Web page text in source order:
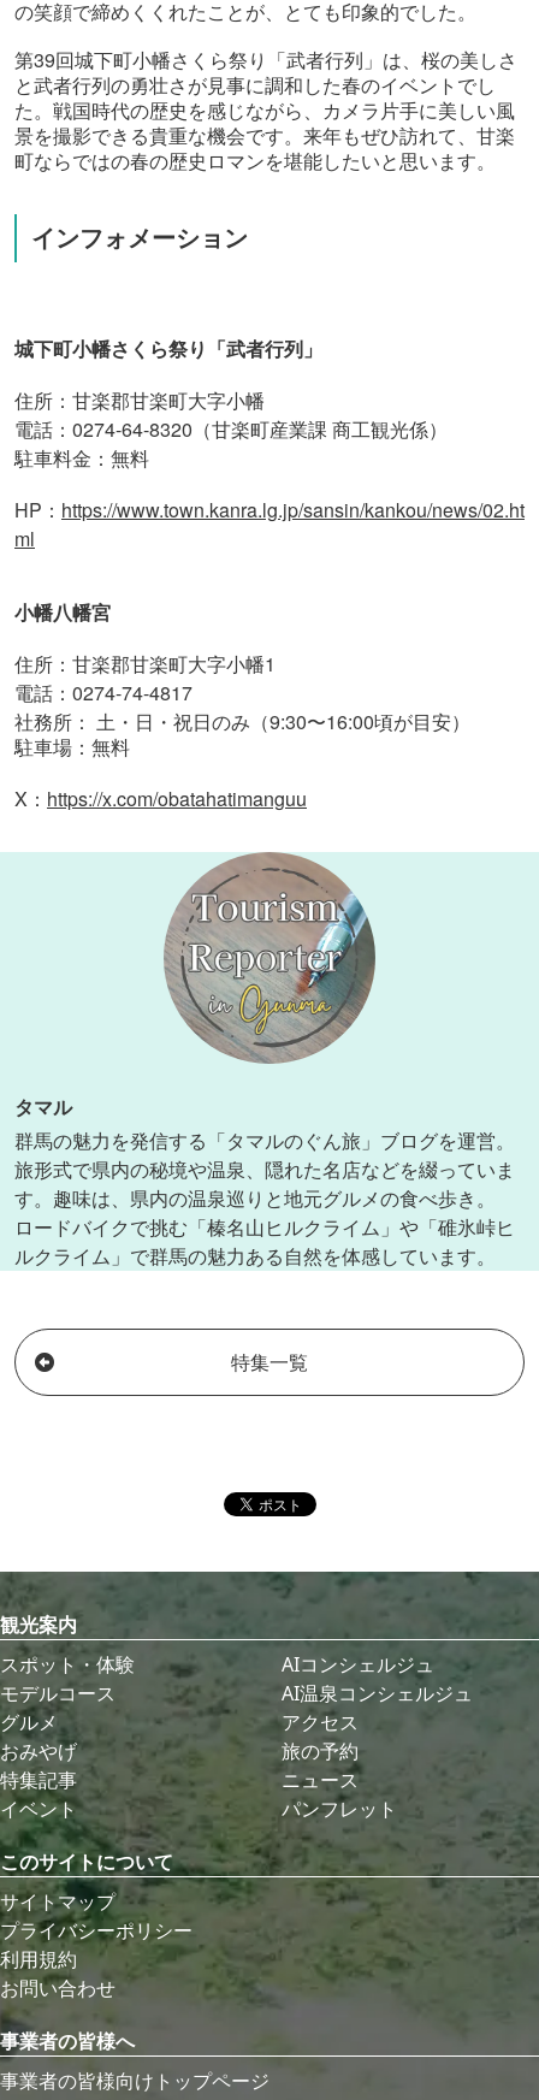
の笑顔で締めくくれたことが、とても印象的でした。
第39回城下町小幡さくら祭り「武者行列」は、桜の美しさ
と武者行列の勇壮さが見事に調和した春のイベントでし
た。戦国時代の歴史を感じながら、カメラ片手に美しい風
景を撮影できる貴重な機会です。来年もぜひ訪れて、甘楽
町ならではの春の歴史ロマンを堪能したいと思います。
インフォメーション
城下町小幡さくら祭り「武者行列」
住所：甘楽郡甘楽町大字小幡
電話：0274-64-8320（甘楽町産業課 商工観光係）
駐車料金：無料
HP： https://www.town.kanra.lg.jp/sansin/kankou/news/02.ht
ml
小幡八幡宮
住所：甘楽郡甘楽町大字小幡1
電話：0274-74-4817
社務所： 土・日・祝日のみ（9:30〜16:00頃が目安）
駐車場：無料
X ： https://x.com/obatahatimanguu
タマル
群馬の魅力を発信する「タマルのぐん旅」ブログを運営。
旅形式で県内の秘境や温泉、隠れた名店などを綴っていま
す。趣味は、県内の温泉巡りと地元グルメの食べ歩き。
ロードバイクで挑む「榛名山ヒルクライム」や「碓氷峠ヒ
ルクライム」で群馬の魅力ある自然を体感しています。
特集一覧
観光案内
スポット・体験
モデルコース
グルメ
おみやげ
特集記事
イベント
AIコンシェルジュ
AI温泉コンシェルジュ
アクセス
旅の予約
ニュース
パンフレット
このサイトについて
サイトマップ
プライバシーポリシー
利用規約
お問い合わせ
事業者の皆様へ
事業者の皆様向けトップページ